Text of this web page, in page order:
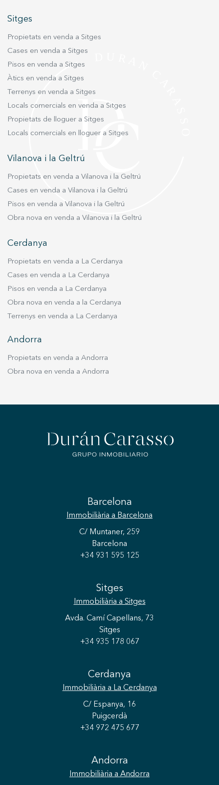
Sitges
Propietats en venda a Sitges
Cases en venda a Sitges
Pisos en venda a Sitges
Àtics en venda a Sitges
Terrenys en venda a Sitges
Locals comercials en venda a Sitges
Propietats de lloguer a Sitges
Locals comercials en lloguer a Sitges
Vilanova i la Geltrú
Propietats en venda a Vilanova i la Geltrú
Cases en venda a Vilanova i la Geltrú
Pisos en venda a Vilanova i la Geltrú
Obra nova en venda a Vilanova i la Geltrú
Cerdanya
Propietats en venda a La Cerdanya
Cases en venda a La Cerdanya
Pisos en venda a La Cerdanya
Obra nova en venda a la Cerdanya
Terrenys en venda a La Cerdanya
Andorra
Propietats en venda a Andorra
Obra nova en venda a Andorra
Barcelona
Immobiliària a Barcelona
C/ Muntaner, 259
Barcelona
+34 931 595 125
Sitges
Immobiliària a Sitges
Avda. Camí Capellans, 73
Sitges
+34 935 178 067
Cerdanya
Immobiliària a La Cerdanya
C/ Espanya, 16
Puigcerdà
+34 972 475 677
Andorra
Immobiliària a Andorra